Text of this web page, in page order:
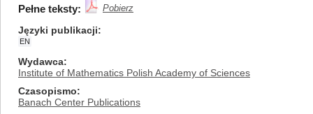
Pełne teksty: Pobierz
Języki publikacji
EN
Wydawca
Institute of Mathematics Polish Academy of Sciences
Czasopismo
Banach Center Publications